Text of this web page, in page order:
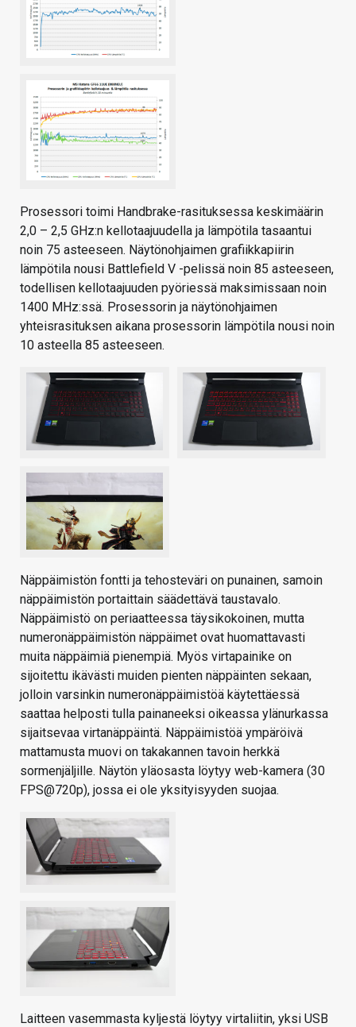
Prosessori toimi Handbrake-rasituksessa keskimäärin
2,0 – 2,5 GHz:n kellotaajuudella ja lämpötila tasaantui
noin 75 asteeseen. Näytönohjaimen grafiikkapiirin
lämpötila nousi Battlefield V -pelissä noin 85 asteeseen,
todellisen kellotaajuuden pyöriessä maksimissaan noin
1400 MHz:ssä. Prosessorin ja näytönohjaimen
yhteisrasituksen aikana prosessorin lämpötila nousi noin
10 asteella 85 asteeseen.
Näppäimistön fontti ja tehosteväri on punainen, samoin
näppäimistön portaittain säädettävä taustavalo.
Näppäimistö on periaatteessa täysikokoinen, mutta
numeronäppäimistön näppäimet ovat huomattavasti
muita näppäimiä pienempiä. Myös virtapainike on
sijoitettu ikävästi muiden pienten näppäinten sekaan,
jolloin varsinkin numeronäppäimistöä käytettäessä
saattaa helposti tulla painaneeksi oikeassa ylänurkassa
sijaitsevaa virtanäppäintä. Näppäimistöä ympäröivä
mattamusta muovi on takakannen tavoin herkkä
sormenjäljille. Näytön yläosasta löytyy web-kamera (30
FPS@720p), jossa ei ole yksityisyyden suojaa.
Laitteen vasemmasta kyljestä löytyy virtaliitin, yksi USB